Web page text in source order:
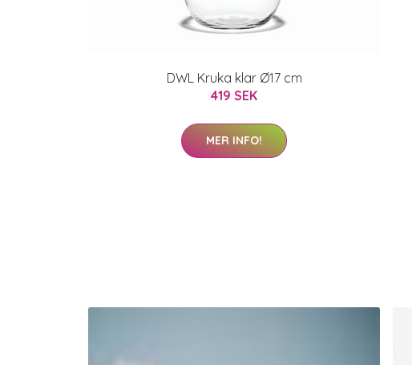
DWL Kruka klar Ø17 cm
419 SEK
MER INFO!